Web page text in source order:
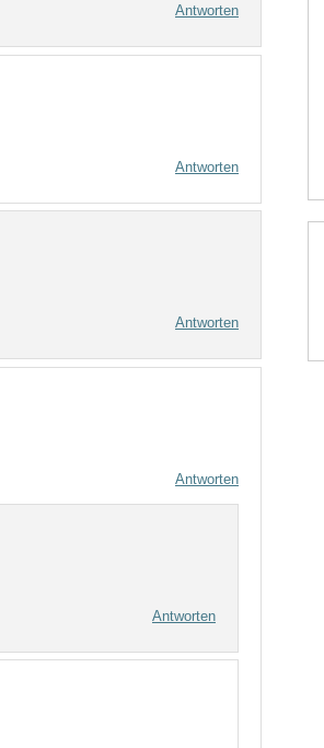
Antworten
Antworten
Antworten
Antworten
Antworten